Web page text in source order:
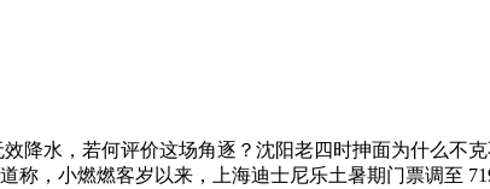
水，若何评价这场角逐？沈阳老四时抻面为什么不
称，小燃燃客岁以来，上海迪士尼乐土暑期门票调至